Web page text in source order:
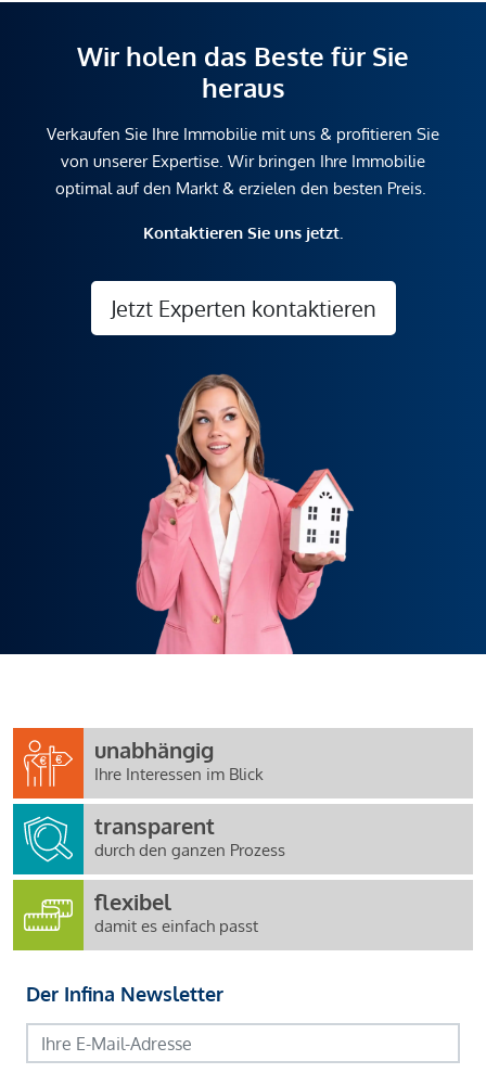
Wir holen das Beste für Sie
heraus
Verkaufen Sie Ihre Immobilie mit uns & profitieren Sie
von unserer Expertise. Wir bringen Ihre Immobilie
optimal auf den Markt & erzielen den besten Preis.
Kontaktieren Sie uns jetzt.
Jetzt Experten kontaktieren
unabhängig
Ihre Interessen im Blick
transparent
durch den ganzen Prozess
flexibel
damit es einfach passt
Der Infina Newsletter